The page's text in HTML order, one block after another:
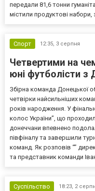
передали 81,6 тонни
містили продуктові набори,
Спорт 12:35, 3 серпня
Четвертими на
юні футболісти з
Збірна команда Донецької
четвірки найсильніших
років народження. У
колос України”, що
донеччани впевнено
півфіналу та завершили
команд. Як розповів “”
та представник команди
Суспільство 18:23, 2